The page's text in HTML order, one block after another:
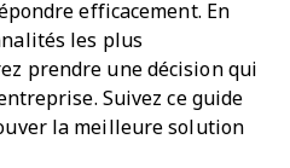
efficacement. En
les plus
prendre une décision qui
Suivez ce guide
la meilleure solution